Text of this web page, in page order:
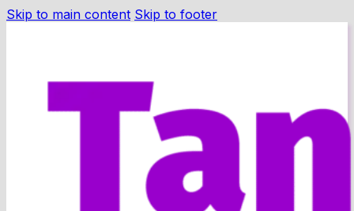
Skip to main content Skip to footer